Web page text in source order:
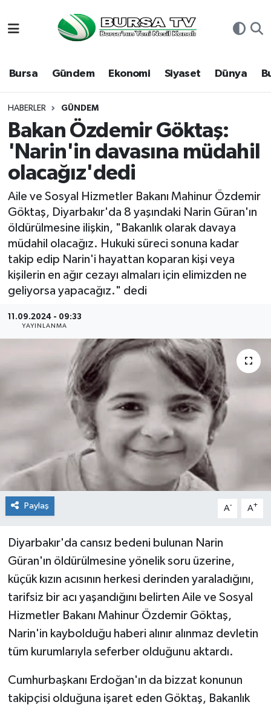
Bursa Gündem Ekonomi Siyaset Dünya
HABERLER GÜNDEM
Bakan Özdemir Göktaş:
'Narin'in davasına müdahil
olacağız'dedi
Aile ve Sosyal Hizmetler Bakanı Mahinur Özdemir
Göktaş, Diyarbakır'da 8 yaşındaki Narin Güran'ın
öldürülmesine ilişkin, "Bakanlık olarak davaya
müdahil olacağız. Hukuki süreci sonuna kadar
takip edip Narin'i hayattan koparan kişi veya
kişilerin en ağır cezayı almaları için elimizden ne
geliyorsa yapacağız." dedi
11.09.2024 - 09:33
YAYINLANMA
Paylaş A- A+
Diyarbakır'da cansız bedeni bulunan Narin
Güran'ın öldürülmesine yönelik soru üzerine,
küçük kızın acısının herkesi derinden yaraladığını,
tarifsiz bir acı yaşandığını belirten Aile ve Sosyal
Hizmetler Bakanı Mahinur Özdemir Göktaş,
Narin'in kaybolduğu haberi alınır alınmaz devletin
tüm kurumlarıyla seferber olduğunu aktardı.
Cumhurbaşkanı Erdoğan'ın da bizzat konunun
takipçisi olduğuna işaret eden Göktaş, Bakanlık
Bursa
Dünya
Eğitim
Ekonomi
Genel
Gündem
Magazin
Sağlık
Siyaset
Teknoloji
Hava Durumu
Namaz Vakitleri
Trafik Durumu
Süper Lig Puan Durumu ve Fikstür
Tüm Manşetler
Son Dakika Haberleri
Haber Arşivi